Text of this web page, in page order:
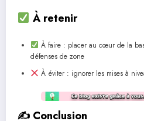
À retenir
À faire : placer au cœur de la
défenses de zone
À éviter : ignorer les mises à
✍️ Conclusion